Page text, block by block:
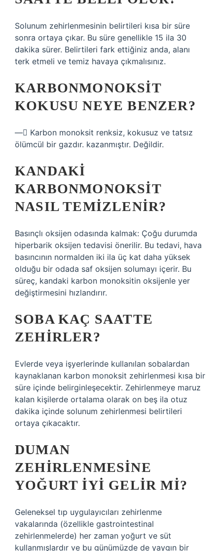
Solunum zehirlenmesinin belirtileri kısa bir süre
sonra ortaya çıkar. Bu süre genellikle 15 ila 30
dakika sürer. Belirtileri fark ettiğiniz anda, alanı
terk etmeli ve temiz havaya çıkmalısınız.
KARBONMONOKSIT
KOKUSU NEYE BENZER?
— Karbon monoksit renksiz, kokusuz ve tatsız
ölümcül bir gazdır. kazanmıştır. Değildir.
KANDAKI
KARBONMONOKSIT
NASIL TEMIZLENIR?
Basınçlı oksijen odasında kalmak: Çoğu durumda
hiperbarik oksijen tedavisi önerilir. Bu tedavi, hava
basıncının normalden iki ila üç kat daha yüksek
olduğu bir odada saf oksijen solumayı içerir. Bu
süreç, kandaki karbon monoksitin oksijenle yer
değiştirmesini hızlandırır.
SOBA KAÇ SAATTE
ZEHIRLER?
Evlerde veya işyerlerinde kullanılan sobalardan
kaynaklanan karbon monoksit zehirlenmesi kısa bir
süre içinde belirginleşecektir. Zehirlenmeye maruz
kalan kişilerde ortalama olarak on beş ila otuz
dakika içinde solunum zehirlenmesi belirtileri
ortaya çıkacaktır.
DUMAN
ZEHIRLENMESINE
YOĞURT IYI GELIR MI?
Geleneksel tıp uygulayıcıları zehirlenme
vakalarında (özellikle gastrointestinal
zehirlenmelerde) her zaman yoğurt ve süt
kullanmışlardır ve bu günümüzde de yaygın bir